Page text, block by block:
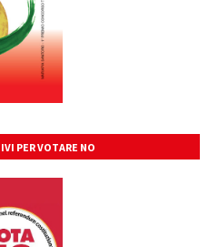
PER VOTARE NO